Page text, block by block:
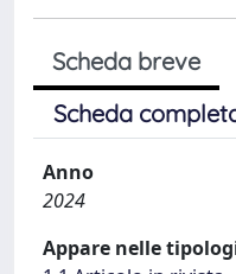
Scheda breve
Scheda
Anno
2024
Appare nelle